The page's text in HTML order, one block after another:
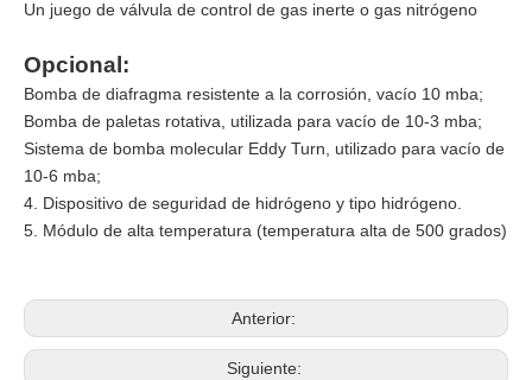
Un juego de válvula de control de gas inerte o gas nitrógeno
Opcional:
Bomba de diafragma resistente a la corrosión, vacío 10 mba;
Bomba de paletas rotativa, utilizada para vacío de 10-3 mba;
Sistema de bomba molecular Eddy Turn, utilizado para vacío de
10-6 mba;
4. Dispositivo de seguridad de hidrógeno y tipo hidrógeno.
5. Módulo de alta temperatura (temperatura alta de 500 grados)
Anterior:
Siguiente: